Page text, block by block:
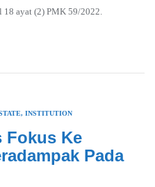
18 ayat (2) PMK 59/2022.
INSTITUTION
Fokus Ke
Pada